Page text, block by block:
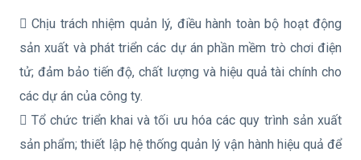
 Chịu trách nhiệm quản lý, điều hành toàn bộ hoạt động
sản xuất và phát triển các dự án phần mềm trò chơi điện
tử; đảm bảo tiến độ, chất lượng và hiệu quả tài chính cho
các dự án của công ty.
 Tổ chức triển khai và tối ưu hóa các quy trình sản xuất
sản phẩm; thiết lập hệ thống quản lý vận hành hiệu quả để